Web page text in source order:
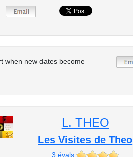
when new dates become
L. THEO
Les Visites de Theo
3 évals